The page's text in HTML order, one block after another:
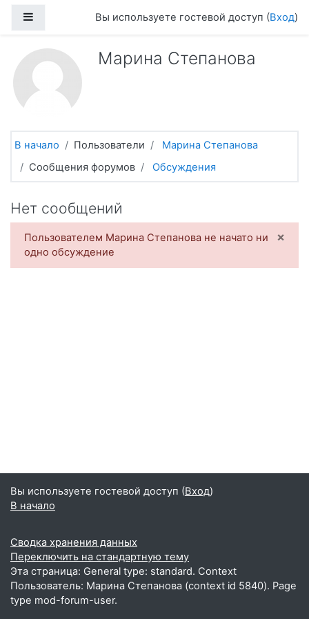
Боковая панельВы используете гостевой доступ (Вход)
Марина Степанова
В начало Пользователи
Марина Степанова
Сообщения форумов
Обсуждения
Нет сообщений
×
Пользователем Марина Степанова не начато ни
одно обсуждение
Вы используете гостевой доступ (Вход)
В начало
Сводка хранения данных
Переключить на стандартную тему
Эта страница: General type: standard. Context
Пользователь: Марина Степанова (context id 5840). Page
type mod-forum-user.